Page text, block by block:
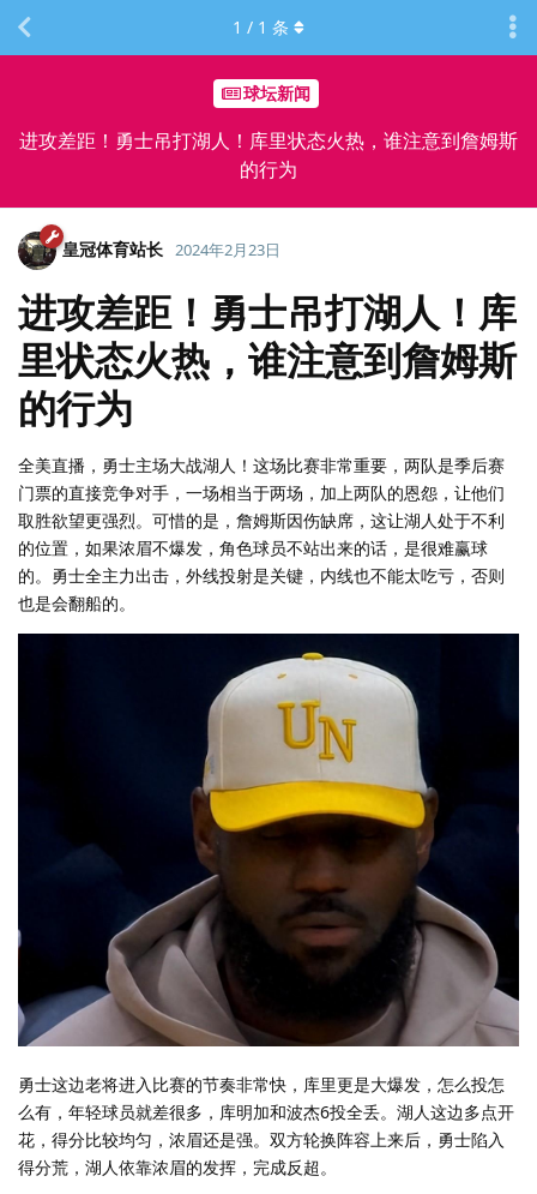
球坛新闻
进攻差距！勇士吊打湖人！库里状态火热，谁注意到詹姆斯
的行为
1 / 1 条
皇冠体育站长 2024年2月23日
进攻差距！勇士吊打湖人！库
里状态火热，谁注意到詹姆斯
的行为
全美直播，勇士主场大战湖人！这场比赛非常重要，两队是季后赛
门票的直接竞争对手，一场相当于两场，加上两队的恩怨，让他们
取胜欲望更强烈。可惜的是，詹姆斯因伤缺席，这让湖人处于不利
的位置，如果浓眉不爆发，角色球员不站出来的话，是很难赢球
的。勇士全主力出击，外线投射是关键，内线也不能太吃亏，否则
也是会翻船的。
勇士这边老将进入比赛的节奏非常快，库里更是大爆发，怎么投怎
么有，年轻球员就差很多，库明加和波杰6投全丢。湖人这边多点开
花，得分比较均匀，浓眉还是强。双方轮换阵容上来后，勇士陷入
得分荒，湖人依靠浓眉的发挥，完成反超。